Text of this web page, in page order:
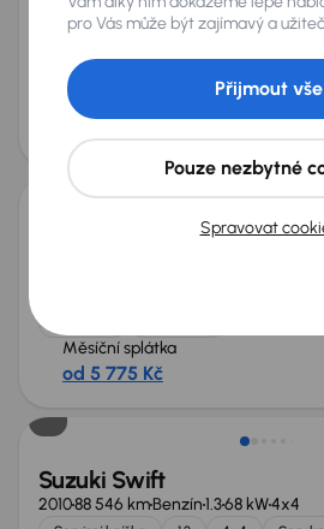
Suzuki Jimny
103 195 kmBenzín1.3 16V62 kW
1.3 16V Vyhř. sedaček
Měsíční splátka
Nově v nabídce
Měsíční splátka
od 5 775 Kč
Možnost odpočtu DPH
Suzuki Swift
201088 546 kmBenzín1.368 kW4x4
pro Vás může být zajímavý a
Spravovat
Pouze nezbytné
Přijmout vše